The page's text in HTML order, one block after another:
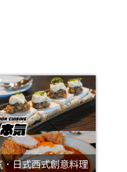
日式西式創意料理